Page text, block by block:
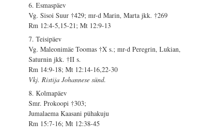
6. Esmaspäev
Vg. Sisoi Suur †429; mr-d Marin, Marta jkk. †269
Rm 12:4-5,15-21; Mt 12:9-13
7. Teisipäev
Vg. Maleonimäe Toomas †X s.; mr-d Peregrin, Lukian,
Saturnin jkk. †II s.
Rm 14:9-18; Mt 12:14-16,22-30
Vkj. Ristija Johannese sünd.
8. Kolmapäev
Smr. Prokoopi †303;
Jumalaema Kaasani pühakuju
Rm 15:7-16; Mt 12:38-45